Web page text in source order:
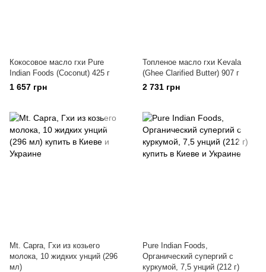
Кокосовое масло гхи Pure
Indian Foods (Coconut) 425 г
1 657 грн
Топленое масло гхи Kevala
(Ghee Clarified Butter) 907 г
2 731 грн
Mt. Capra, Гхи из козьего
молока, 10 жидких унций (296
мл)
Pure Indian Foods,
Органический супергий с
куркумой, 7,5 унций (212 г)